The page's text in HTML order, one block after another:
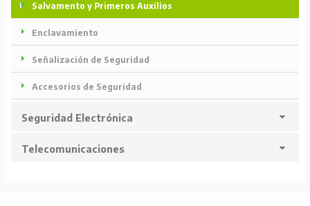
Salvamento y Primeros Auxilios
Enclavamiento
Señalización de Seguridad
Accesorios de Seguridad
Seguridad Electrónica
Telecomunicaciones